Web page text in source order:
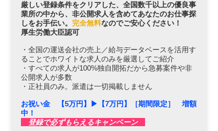
厳しい登録条件をクリアした、全国数千以上の優良事
業所の中から、非公開求人を含めてあなたのお仕事探
しをお手伝い。 完全無料なのでご安心ください！
厚生労働大臣認可
・全国の運送会社の売上／給与データベースを活用す
ることでホワイトな求人のみを厳選してご紹介
・すべての求人が100%独自開拓だから急募案件や非
公開求人が多数
・正社員のみ。派遣は一切掲載しません
お祝い金 【5万円】▶︎【7万円】［期間限定］ 増額
中！
登録で必ずもらえるキャンペーン